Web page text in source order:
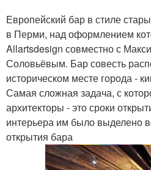
Европейский бар в стиле
в Перми, над оформлением
Allartsdesign совместно с
Соловьёвым. Бар совесть
историческом месте города -
Самая сложная задача, с
архитекторы - это сроки
интерьера им было выделено
открытия бара